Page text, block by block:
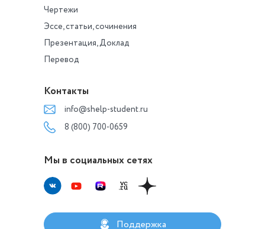
Чертежи
Эссе, статьи, сочинения
Презентация, Доклад
Перевод
Контакты
info@shelp-student.ru
8 (800) 700-0659
Мы в социальных сетях
Поддержка